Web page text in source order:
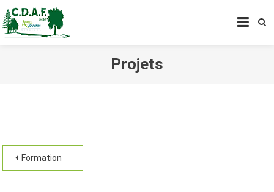
CENTRE DE DÉVELOPPEMENT
Projets
Formation